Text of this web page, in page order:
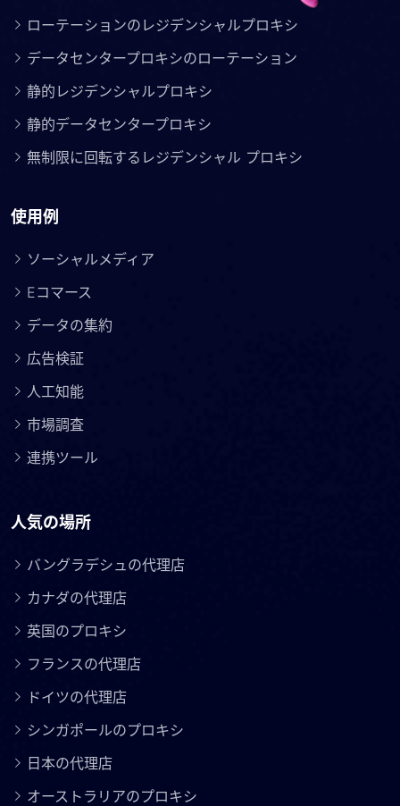
ローテーションのレジデンシャルプロキシ
データセンタープロキシのローテーション
静的レジデンシャルプロキシ
静的データセンタープロキシ
無制限に回転するレジデンシャル プロキシ
使用例
ソーシャルメディア
Eコマース
データの集約
広告検証
人工知能
市場調査
連携ツール
人気の場所
バングラデシュの代理店
カナダの代理店
英国のプロキシ
フランスの代理店
ドイツの代理店
シンガポールのプロキシ
日本の代理店
オーストラリアのプロキシ